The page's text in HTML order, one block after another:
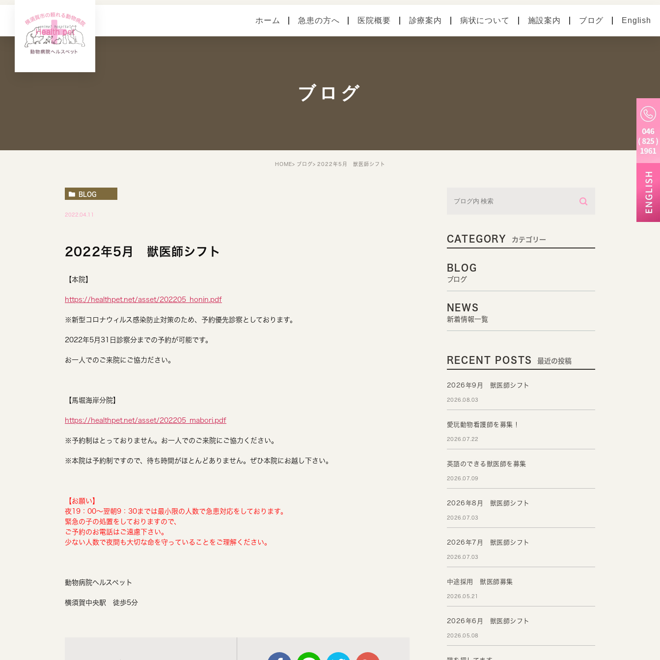
ホーム 急患の方へ 医院概要
本院（横須賀中央）
院内・設備システム
診療案内 病状について 施設案内 ブログ English
ブログ
HOME ブログ 2022年5月 獣医師シフト
BLOG
2022.04.11
2022年5月 獣医師シフト
【本院】
https://healthpet.net/asset/202205_honin.pdf
※新型コロナウィルス感染防止対策のため、予約優先診察としております。
2022年5月31日診察分までの予約が可能です。
お一人でのご来院にご協力ださい。
【馬堀海岸分院】
https://healthpet.net/asset/202205_mabori.pdf
※予約制はとっておりません。お一人でのご来院にご協力ください。
※本院は予約制ですので、待ち時間がほとんどありません。ぜひ本院にお越し下さい。
【お願い】
夜19：00～翌朝9：30までは最小限の人数で急患対応をしております。
緊急の子の処置をしておりますので、
ご予約のお電話はご遠慮下さい。
少ない人数で夜間も大切な命を守っていることをご理解ください。
動物病院ヘルスペット
横須賀中央駅 徒歩5分
CATEGORY カテゴリー
BLOG
ブログ
NEWS
新着情報一覧
RECENT POSTS 最近の投稿
2026年9月 獣医師シフト
2026.08.03
愛玩動物看護師を募集！
2026.07.22
英語のできる獣医師を募集
2026.07.09
2026年8月 獣医師シフト
2026.07.03
2026年7月 獣医師シフト
2026.07.03
中途採用 獣医師募集
2026.05.21
2026年6月 獣医師シフト
2026.05.08